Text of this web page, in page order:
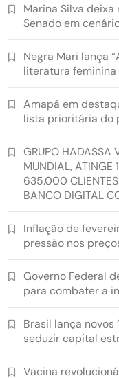
Marina Silva
Senado em
Negra Mari lança
literatura feminina
Amapá em
lista prioritária do
GRUPO HADASSA
MUNDIAL, ATINGE
635.000
BANCO DIGITAL
Inflação de
pressão nos
Governo Federal
para combater a
Brasil lança novos
seduzir capital
Vacina